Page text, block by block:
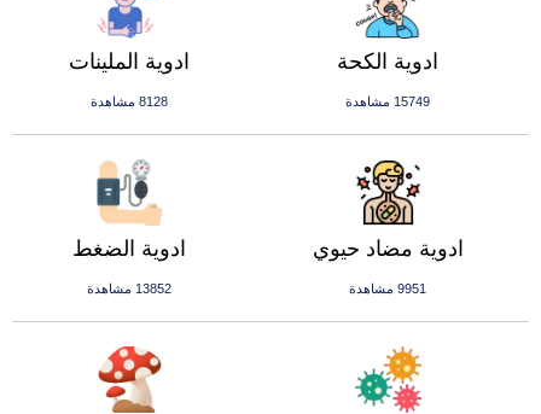
ادوية الملينات
8128 مشاهدة
ادوية الكحة
15749 مشاهدة
ادوية الضغط
13852 مشاهدة
ادوية مضاد حيوي
9951 مشاهدة